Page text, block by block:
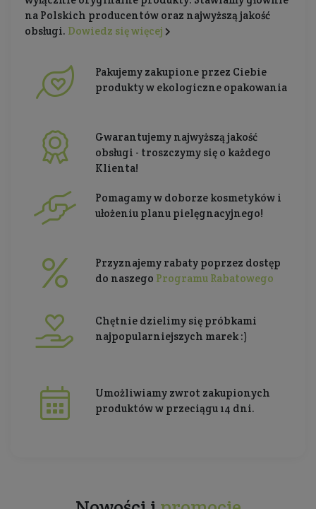
na Polskich producentów oraz najwyższą jakość
obsługi. Dowiedz się więcej
Pakujemy zakupione przez Ciebie
produkty w ekologiczne opakowania
Gwarantujemy najwyższą jakość
obsługi - troszczymy się o każdego
Klienta!
Pomagamy w doborze kosmetyków i
ułożeniu planu pielęgnacyjnego!
Przyznajemy rabaty poprzez dostęp
do naszego Programu Rabatowego
Chętnie dzielimy się próbkami
najpopularniejszych marek :)
Umożliwiamy zwrot zakupionych
produktów w przeciągu 14 dni.